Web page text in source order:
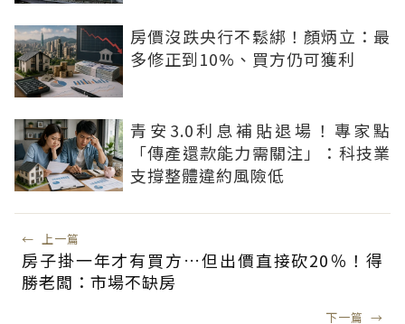
房價沒跌央行不鬆綁！顏炳立：最
多修正到10%、買方仍可獲利
青安3.0利息補貼退場！專家點
「傳產還款能力需關注」：科技業
支撐整體違約風險低
← 上一篇
房子掛一年才有買方…但出價直接砍20％！得
勝老闆：市場不缺房
下一篇 →